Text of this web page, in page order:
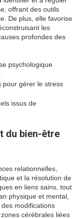
offrant des outils
De plus, elle favorise
les
profondes des
psychologique
pour gérer le stress
issus de
du bien-être
relationnelles,
et la résolution de
en liens sains, tout
physique et mental,
modifications
cérébrales liées